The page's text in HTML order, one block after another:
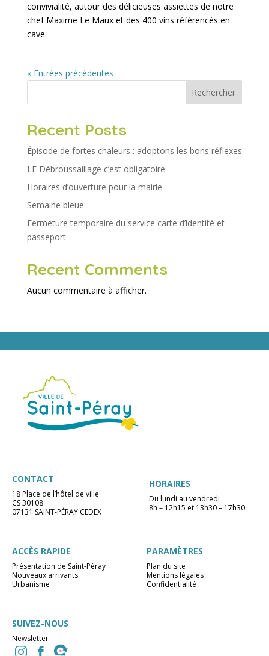
convivialité, autour des délicieuses assiettes de notre
chef Maxime Le Maux et des 400 vins référencés en
cave.
« Entrées précédentes
Rechercher
Recent Posts
Épisode de fortes chaleurs : adoptons les bons réflexes
LE Débroussaillage c’est obligatoire
Horaires d’ouverture pour la mairie
Semaine bleue
Fermeture temporaire du service carte d’identité et
passeport
Recent Comments
Aucun commentaire à afficher.
CONTACT
18 Place de l’hôtel de ville
CS 30108
07131 SAINT-PÉRAY CEDEX
HORAIRES
Du lundi au vendredi
8h – 12h15 et 13h30 – 17h30
ACCÈS RAPIDE
Présentation de Saint-Péray
Nouveaux arrivants
Urbanisme
PARAMÈTRES
Plan du site
Mentions légales
Confidentialité
SUIVEZ-NOUS
Newsletter